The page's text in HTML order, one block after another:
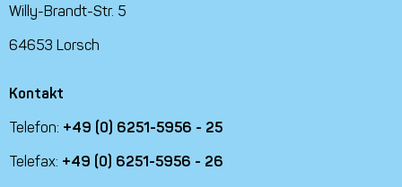
Willy-Brandt-Str. 5
64653 Lorsch
Kontakt
Telefon: +49 (0) 6251-5956 - 25
Telefax: +49 (0) 6251-5956 - 26